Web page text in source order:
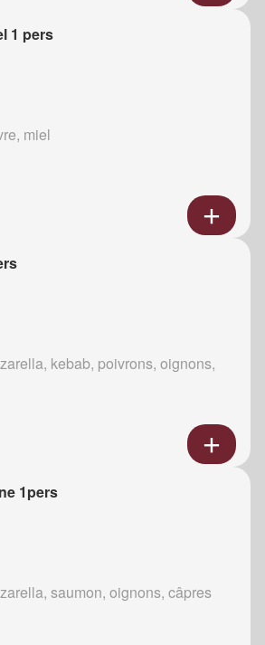
1 pers
miel
kebab, poivrons, oignons,
1pers
saumon, oignons, câpres